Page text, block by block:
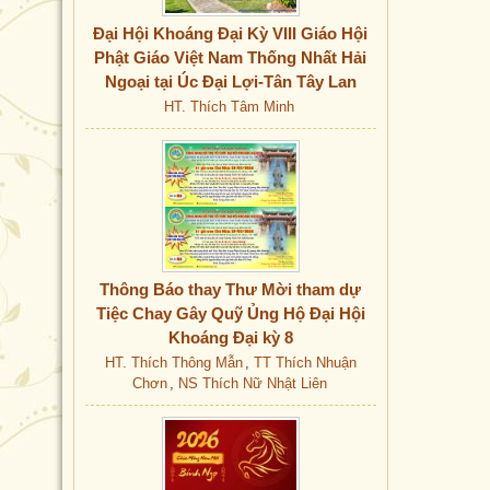
NS Thích Nữ Nhật Liên
NS Thích Nữ Như Tuyết
NS Thích Nữ Tâm Lạc
NS Thích Nữ Thảo Liên
NS Thích Nữ Trí Lưu
NS. Thích Nữ Thể Viên
NS. Thích Nữ Viên Thông
NT Thích Nữ Chơn Đạo
NT Thích Nữ Phước Trí
Đại Hội Khoáng Đại Kỳ VIII Giáo Hội
Phật Giáo Việt Nam Thống Nhất Hải
Ngoại tại Úc Đại Lợi-Tân Tây Lan
HT. Thích Tâm Minh
Thông Báo thay Thư Mời tham dự
Tiệc Chay Gây Quỹ Ủng Hộ Đại Hội
Khoáng Đại kỳ 8
HT. Thích Thông Mẫn , TT Thích Nhuận
Chơn , NS Thích Nữ Nhật Liên